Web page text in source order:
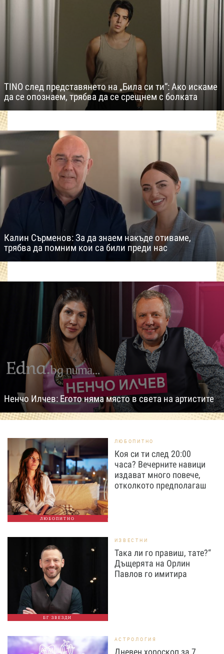
TINO след представянето на „Била си ти“: Ако искаме
да се опознаем, трябва да се срещнем с болката
Калин Сърменов: За да знаем накъде отиваме,
трябва да помним кои са били преди нас
Ненчо Илчев: Егото няма място в света на артистите
ЛЮБОПИТНО
ЛЮБОПИТНО
Коя си ти след 20:00
часа? Вечерните навици
издават много повече,
отколкото предполагаш
БГ ЗВЕЗДИ
ИЗВЕСТНИ
Така ли го правиш, тате?“
Дъщерята на Орлин
Павлов го имитира
АСТРОЛОГИЯ